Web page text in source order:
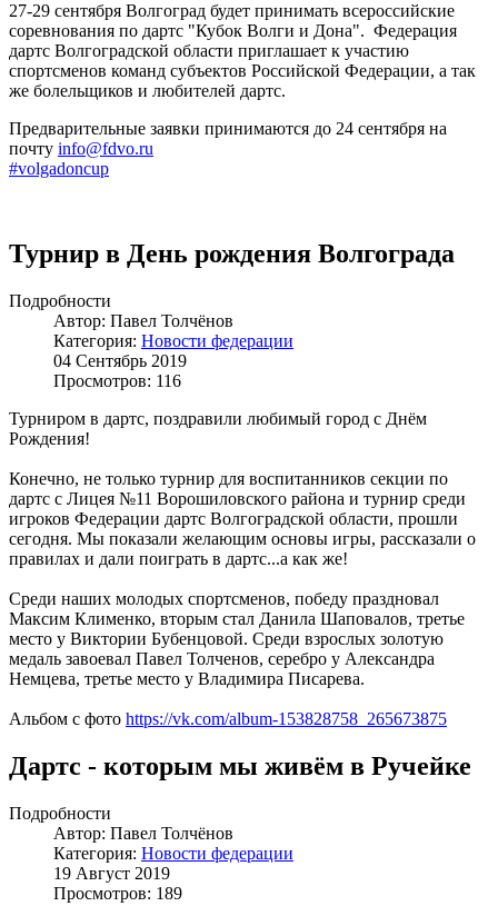
27-29 сентября Волгоград будет принимать всероссийские
соревнования по дартс "Кубок Волги и Дона". Федерация
дартс Волгоградской области приглашает к участию
спортсменов команд субъектов Российской Федерации, а так
же болельщиков и любителей дартс.
Предварительные заявки принимаются до 24 сентября на
почту info@fdvo.ru
#volgadoncup
Турнир в День рождения Волгограда
Подробности
Автор: Павел Толчёнов
Категория: Новости федерации
04 Сентябрь 2019
Просмотров: 116
Турниром в дартс, поздравили любимый город с Днём
Рождения!
Конечно, не только турнир для воспитанников секции по
дартс с Лицея №11 Ворошиловского района и турнир среди
игроков Федерации дартс Волгоградской области, прошли
сегодня. Мы показали желающим основы игры, рассказали о
правилах и дали поиграть в дартс...а как же!
Среди наших молодых спортсменов, победу праздновал
Максим Клименко, вторым стал Данила Шаповалов, третье
место у Виктории Бубенцовой. Среди взрослых золотую
медаль завоевал Павел Толченов, серебро у Александра
Немцева, третье место у Владимира Писарева.
Альбом с фото https://vk.com/album-153828758_265673875
Дартс - которым мы живём в Ручейке
Подробности
Автор: Павел Толчёнов
Категория: Новости федерации
19 Август 2019
Просмотров: 189